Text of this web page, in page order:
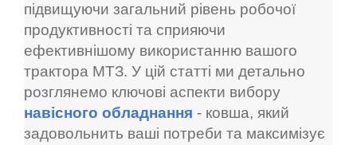
підвищуючи загальний рівень робочої
продуктивності та сприяючи
ефективнішому використанню вашого
трактора МТЗ. У цій статті ми детально
розглянемо ключові аспекти вибору
навісного обладнання - ковша, який
задовольнить ваші потреби та максимізує